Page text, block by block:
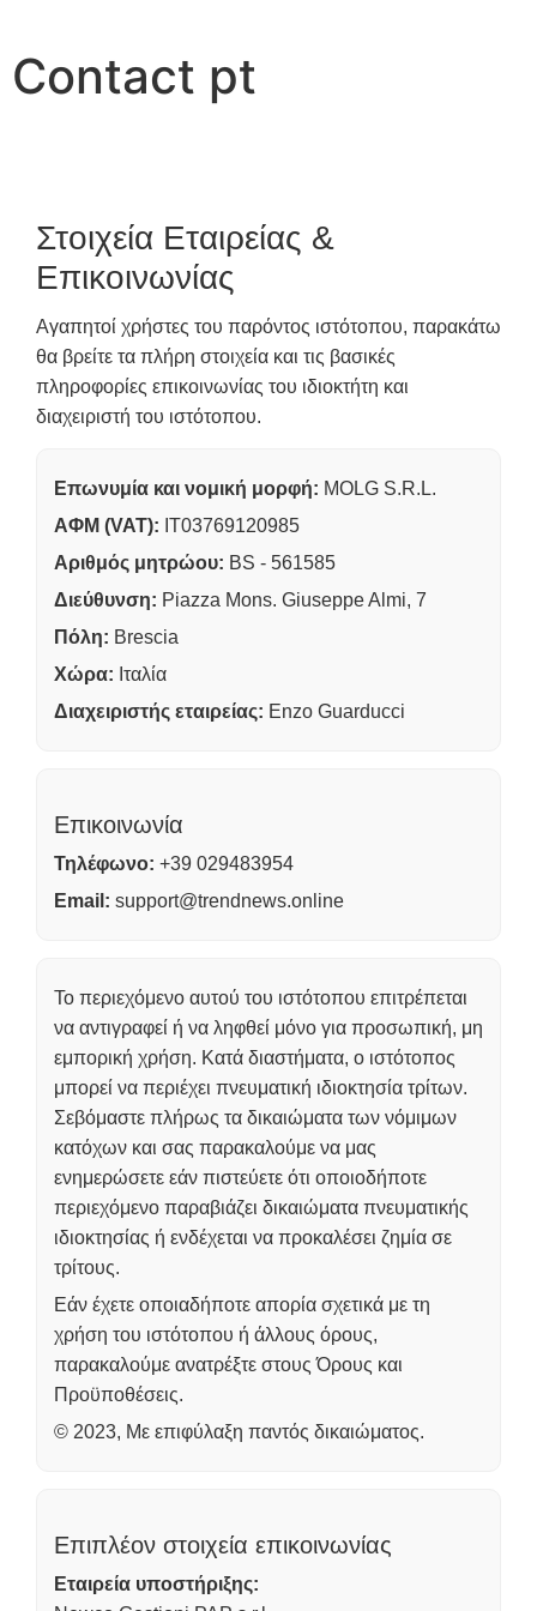
Contact pt
Στοιχεία Εταιρείας &
Επικοινωνίας
Αγαπητοί χρήστες του παρόντος ιστότοπου, παρακάτω
θα βρείτε τα πλήρη στοιχεία και τις βασικές
πληροφορίες επικοινωνίας του ιδιοκτήτη και
διαχειριστή του ιστότοπου.
Επωνυμία και νομική μορφή: MOLG S.R.L.
ΑΦΜ (VAT): IT03769120985
Αριθμός μητρώου: BS - 561585
Διεύθυνση: Piazza Mons. Giuseppe Almi, 7
Πόλη: Brescia
Χώρα: Ιταλία
Διαχειριστής εταιρείας: Enzo Guarducci
Επικοινωνία
Τηλέφωνο: +39 029483954
Email: support@trendnews.online
Το περιεχόμενο αυτού του ιστότοπου επιτρέπεται
να αντιγραφεί ή να ληφθεί μόνο για προσωπική, μη
εμπορική χρήση. Κατά διαστήματα, ο ιστότοπος
μπορεί να περιέχει πνευματική ιδιοκτησία τρίτων.
Σεβόμαστε πλήρως τα δικαιώματα των νόμιμων
κατόχων και σας παρακαλούμε να μας
ενημερώσετε εάν πιστεύετε ότι οποιοδήποτε
περιεχόμενο παραβιάζει δικαιώματα πνευματικής
ιδιοκτησίας ή ενδέχεται να προκαλέσει ζημία σε
τρίτους.
Εάν έχετε οποιαδήποτε απορία σχετικά με τη
χρήση του ιστότοπου ή άλλους όρους,
παρακαλούμε ανατρέξτε στους Όρους και
Προϋποθέσεις.
© 2023, Με επιφύλαξη παντός δικαιώματος.
Επιπλέον στοιχεία επικοινωνίας
Εταιρεία υποστήριξης: